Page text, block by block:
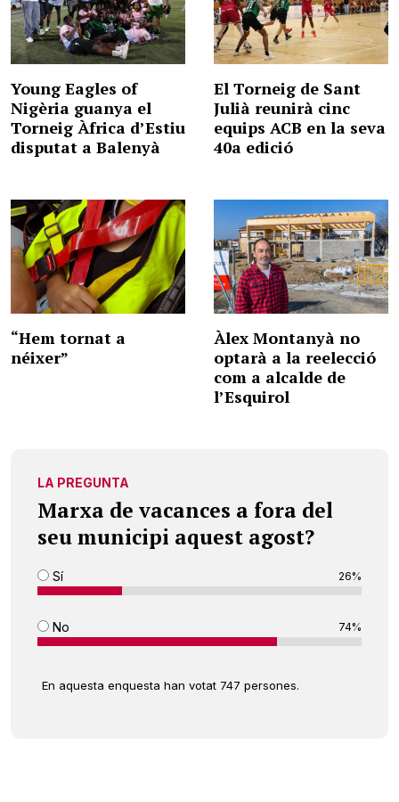
Young Eagles of
Nigèria guanya el
Torneig Àfrica d’Estiu
disputat a Balenyà
El Torneig de Sant
Julià reunirà cinc
equips ACB en la seva
40a edició
“Hem tornat a
néixer”
Àlex Montanyà no
optarà a la reelecció
com a alcalde de
l’Esquirol
LA PREGUNTA
Marxa de vacances a fora del
seu municipi aquest agost?
Sí 26%
No 74%
En aquesta enquesta han votat 747 persones.